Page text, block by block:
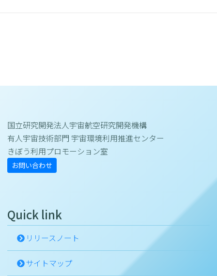
国立研究開発法人宇宙航空研究開発機構
有人宇宙技術部門 宇宙環境利用推進センター
きぼう利用プロモーション室
お問い合わせ
Quick link
リリースノート
サイトマップ